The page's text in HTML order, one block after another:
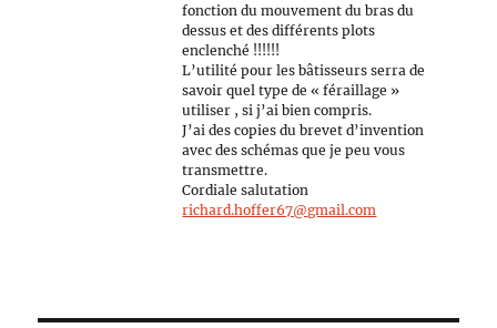
fonction du mouvement du bras du
dessus et des différents plots
enclenché !!!!!!
L’utilité pour les bâtisseurs serra de
savoir quel type de « féraillage »
utiliser , si j’ai bien compris.
J’ai des copies du brevet d’invention
avec des schémas que je peu vous
transmettre.
Cordiale salutation
richard.hoffer67@gmail.com